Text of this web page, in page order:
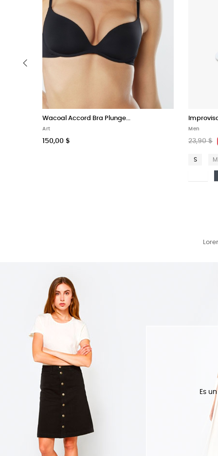
Wacoal Accord Bra Plunge...
Art
150,00 $
Men
23,90 $
S M
Es